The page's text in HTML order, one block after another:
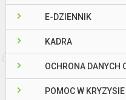
E-DZIENNIK
KADRA
OCHRONA DANYCH
POMOC W